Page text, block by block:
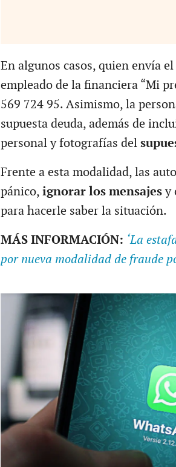
En algunos casos, quien envía
empleado de la financiera “Mi
569 724 95. Asimismo, la
supuesta deuda, además de
personal y fotografías del
Frente a esta modalidad, las
pánico, ignorar los mensajesy
para hacerle saber la situación.
MÁS INFORMACIÓN: ‘La
por nueva modalidad de fraude